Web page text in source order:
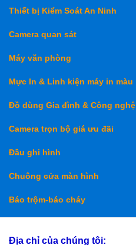
Thiết bị Kiểm Soát An Ninh
Camera quan sát
Máy văn phòng
Mực In & Linh kiện máy in màu
Đồ dùng Gia đình & Công nghệ
Camera trọn bộ giá ưu đãi
Đầu ghi hình
Chuông cửa màn hình
Báo trộm-báo cháy
Địa chỉ của chúng tôi: